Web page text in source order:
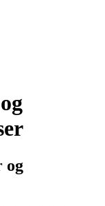
og